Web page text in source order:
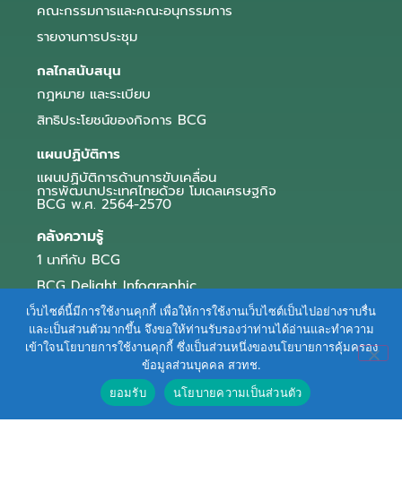
คณะกรรมการและคณะอนุกรรมการ
รายงานการประชุม
กลไกสนับสนุน
กฎหมาย และระเบียบ
สิทธิประโยชน์ของกิจการ BCG
แผนปฏิบัติการ
แผนปฏิบัติการด้านการขับเคลื่อน
การพัฒนาประเทศไทยด้วย โมเดลเศรษฐกิจ
BCG พ.ศ. 2564-2570
คลังความรู้
1 นาทีกับ BCG
BCG Delight Infographic
สื่อประชาสัมพันธ์
e-Book Series
ตัวอย่างธุรกิจ BCG
ข่าวและบทความ
เว็บไซต์นี้มีการใช้งานคุกกี้ เพื่อให้การใช้งานเว็บไซต์เป็นไปอย่างราบรื่น
และเป็นส่วนตัวมากขึ้น จึงขอให้ท่านรับรองว่าท่านได้อ่านและทำความ
เข้าใจนโยบายการใช้งานคุกกี้ ซึ่งเป็นส่วนหนึ่งของนโยบายการคุ้มครอง
ข้อมูลส่วนบุคคล สวทช.
ยอมรับ
นโยบายความเป็นส่วนตัว